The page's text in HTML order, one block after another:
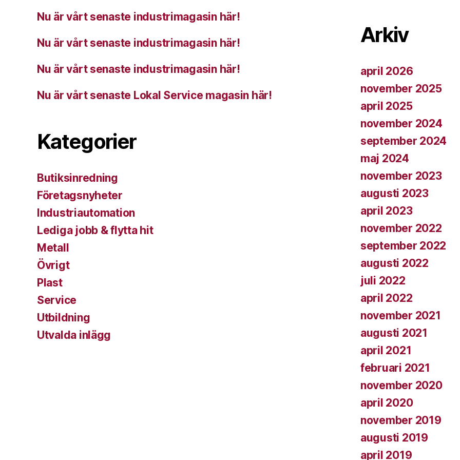
Nu är vårt senaste industrimagasin här!
Nu är vårt senaste industrimagasin här!
Nu är vårt senaste industrimagasin här!
Nu är vårt senaste Lokal Service magasin här!
Kategorier
Butiksinredning
Företagsnyheter
Industriautomation
Lediga jobb & flytta hit
Metall
Övrigt
Plast
Service
Utbildning
Utvalda inlägg
Arkiv
april 2026
november 2025
april 2025
november 2024
september 2024
maj 2024
november 2023
augusti 2023
april 2023
november 2022
september 2022
augusti 2022
juli 2022
april 2022
november 2021
augusti 2021
april 2021
februari 2021
november 2020
april 2020
november 2019
augusti 2019
april 2019